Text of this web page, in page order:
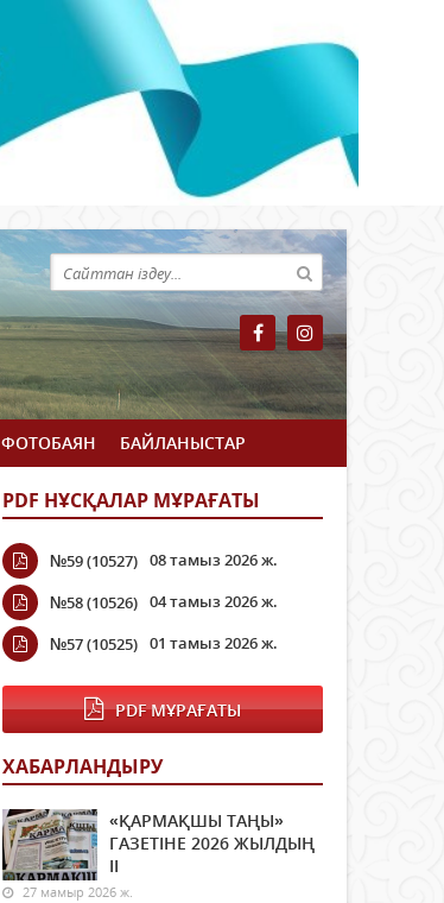
ФОТОБАЯН БАЙЛАНЫСТАР
PDF НҰСҚАЛАР МҰРАҒАТЫ
№59 (10527) 08 тамыз 2026 ж.
№58 (10526) 04 тамыз 2026 ж.
№57 (10525) 01 тамыз 2026 ж.
PDF МҰРАҒАТЫ
ХАБАРЛАНДЫРУ
«ҚАРМАҚШЫ ТАҢЫ»
ГАЗЕТІНЕ 2026 ЖЫЛДЫҢ
ІI
27 мамыр 2026 ж.